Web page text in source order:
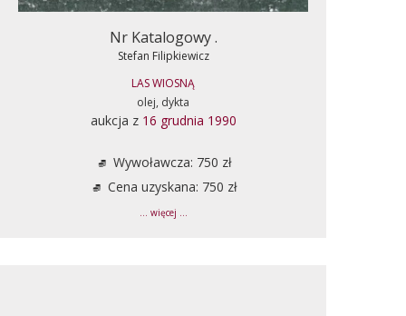
Nr Katalogowy .
Stefan Filipkiewicz
LAS WIOSNĄ
olej, dykta
aukcja z 16 grudnia 1990
Wywoławcza: 750 zł
Cena uzyskana: 750 zł
... więcej ...